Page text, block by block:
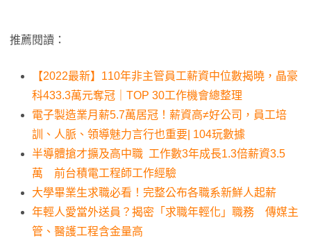
推薦閱讀：
【2022最新】110年非主管員工薪資中位數揭曉，晶豪
科433.3萬元奪冠｜TOP 30工作機會總整理
電子製造業月薪5.7萬居冠！薪資高≠好公司，員工培
訓、人脈、領導魅力言行也重要| 104玩數據
半導體搶才擴及高中職 工作數3年成長1.3倍薪資3.5
萬 前台積電工程師工作經驗
大學畢業生求職必看！完整公布各職系新鮮人起薪
年輕人愛當外送員？揭密「求職年輕化」職務 傳媒主
管、醫護工程含金量高